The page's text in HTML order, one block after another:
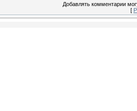
Добавлять комментарии
[